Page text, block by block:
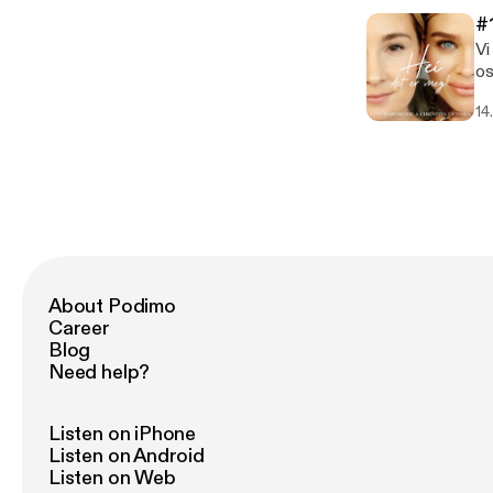
About Podimo
Career
Blog
Need help?
Listen on iPhone
Listen on Android
Listen on Web